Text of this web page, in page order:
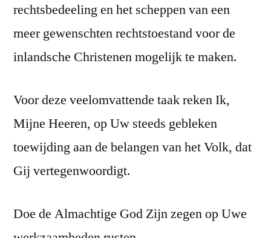
rechtsbedeeling en het scheppen van een
meer gewenschten rechtstoestand voor de
inlandsche Christenen mogelijk te maken.
Voor deze veelomvattende taak reken Ik,
Mijne Heeren, op Uw steeds gebleken
toewijding aan de belangen van het Volk, dat
Gij vertegenwoordigt.
Doe de Almachtige God Zijn zegen op Uwe